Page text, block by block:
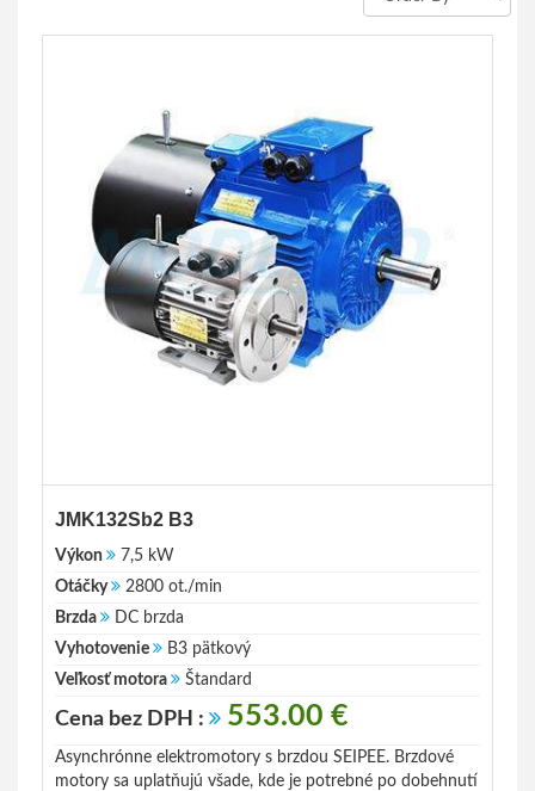
JMK132Sb2 B3
Výkon
7,5 kW
Otáčky
2800 ot./min
Brzda
DC brzda
Vyhotovenie
B3 pätkový
Veľkosť motora
Štandard
Cena bez DPH : 553.00 €
Asynchrónne elektromotory s brzdou SEIPEE. Brzdové
motory sa uplatňujú všade, kde je potrebné po dobehnutí